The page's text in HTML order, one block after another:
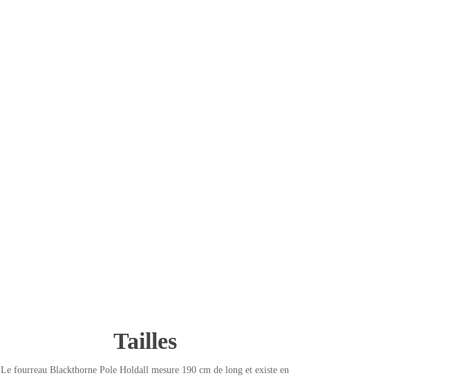
Tailles
Le fourreau Blackthorne Pole Holdall mesure 190 cm de long et existe en